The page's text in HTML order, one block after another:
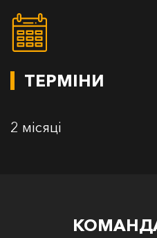
ТЕРМІНИ
2 місяці